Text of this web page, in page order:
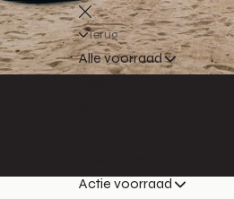
Terug
Alle voorraad
Actie voorraad